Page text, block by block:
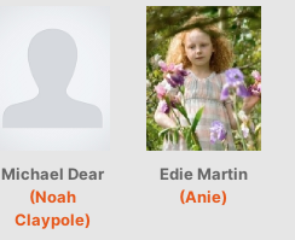
Michael Dear
(Noah
Claypole)
Edie Martin
(Anie)